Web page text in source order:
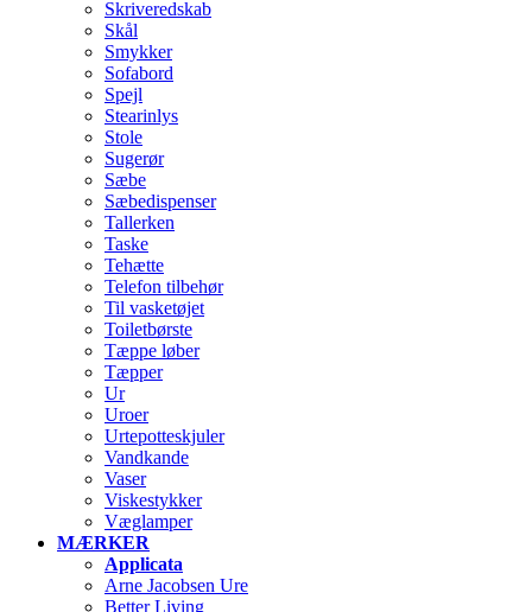
Skriveredskab
Skål
Smykker
Sofabord
Spejl
Stearinlys
Stole
Sugerør
Sæbe
Sæbedispenser
Tallerken
Taske
Tehætte
Telefon tilbehør
Til vasketøjet
Toiletbørste
Tæppe løber
Tæpper
Ur
Uroer
Urtepotteskjuler
Vandkande
Vaser
Viskestykker
Væglamper
MÆRKER
Applicata
Arne Jacobsen Ure
Better Living